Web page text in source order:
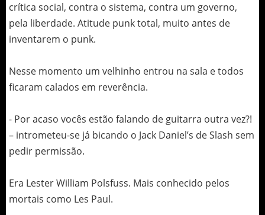
crítica social, contra o sistema, contra um governo,
pela liberdade. Atitude punk total, muito antes de
inventarem o punk.
Nesse momento um velhinho entrou na sala e todos
ficaram calados em reverência.
- Por acaso vocês estão falando de guitarra outra vez?!
– intrometeu-se já bicando o Jack Daniel’s de Slash sem
pedir permissão.
Era Lester William Polsfuss. Mais conhecido pelos
mortais como Les Paul.